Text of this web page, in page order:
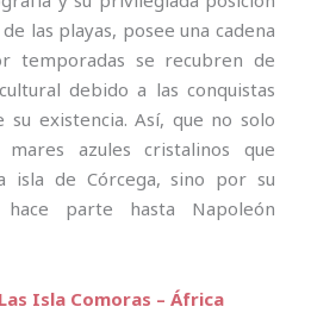
las playas, posee una cadena
temporadas se recubren de
debido a las conquistas
existencia. Así, que no solo
azules cristalinos que
isla de Córcega, sino por su
parte hasta Napoleón
Isla Comoras – África